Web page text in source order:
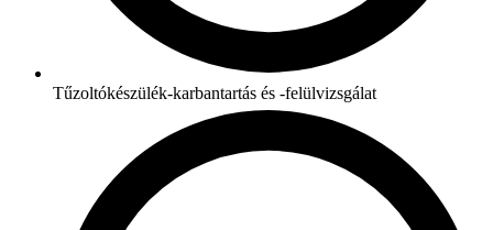
Tűzoltókészülék-karbantartás és -felülvizsgálat